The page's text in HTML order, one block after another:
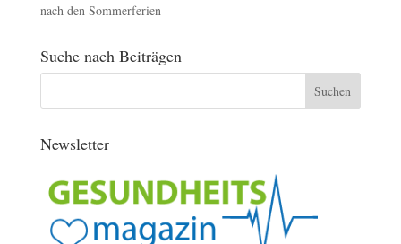
nach den Sommerferien
Suche nach Beiträgen
Newsletter